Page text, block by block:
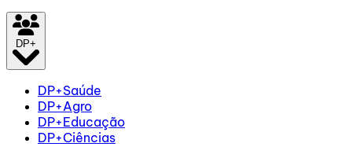
DP+
DP+Saúde
DP+Agro
DP+Educação
DP+Ciências